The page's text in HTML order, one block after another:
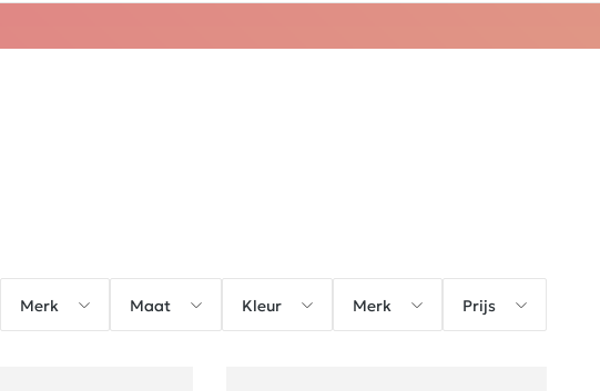
Merk Maat Kleur Merk Prijs